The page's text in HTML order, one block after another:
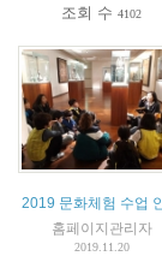
조회 수4102
2019 문화체험 수업
홈페이지관리자
2019.11.20